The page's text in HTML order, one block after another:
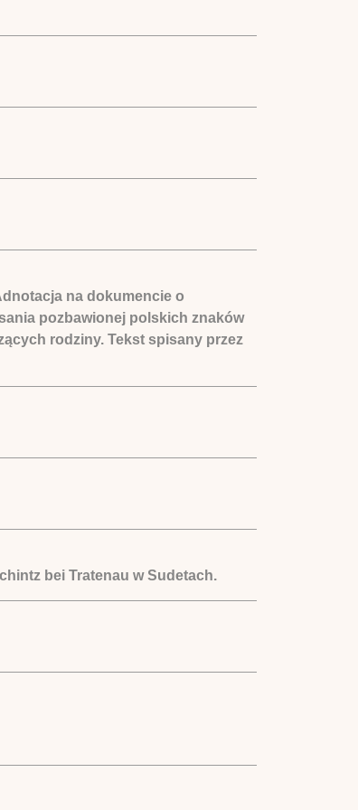
na dokumencie o
pozbawionej polskich znaków
rodziny. Tekst spisany przez
bei Tratenau w Sudetach.